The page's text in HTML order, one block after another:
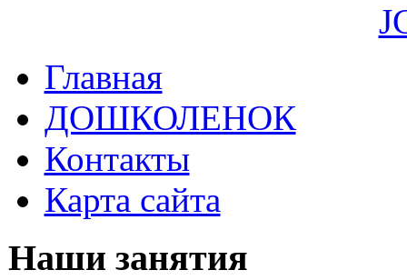
Главная
ДОШКОЛЕНОК
Контакты
Карта сайта
Наши занятия